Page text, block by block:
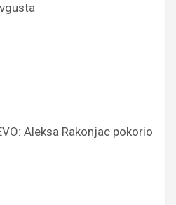
Aleksa Rakonjac pokorio